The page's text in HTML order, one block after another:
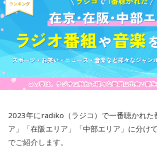
2023年にradiko（ラジコ）で一番聴かれた
ア」「在阪エリア」「中部エリア」に分け
でご紹介します。